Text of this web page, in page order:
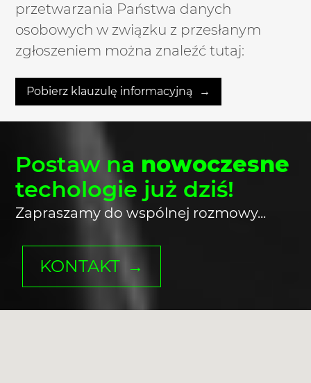
przetwarzania Państwa danych
osobowych w związku z przesłanym
zgłoszeniem można znaleźć tutaj:
Pobierz klauzulę informacyjną
Postaw na nowoczesne
techologie już dziś!
Zapraszamy do wspólnej rozmowy...
KONTAKT